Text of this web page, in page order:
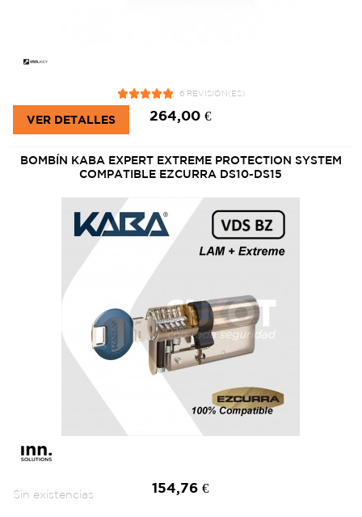
6 REVISIÓN(ES)
264,00 €
VER DETALLES
BOMBÍN KABA EXPERT EXTREME PROTECTION SYSTEM
COMPATIBLE EZCURRA DS10-DS15
154,76 €
Sin existencias